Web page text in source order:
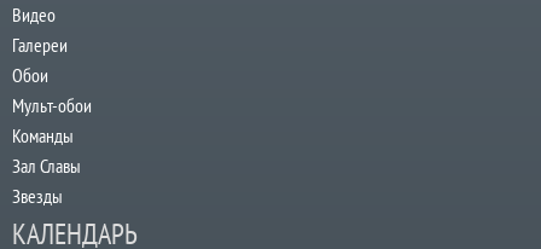
Видео
Галереи
Обои
Мульт-обои
Команды
Зал Славы
Звезды
КАЛЕНДАРЬ